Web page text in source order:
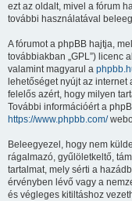
ezt az oldalt, mivel a fórum
további használatával
A fórumot a phpBB hajtja,
továbbiakban „GPL”) licenc
valamint magyarul a
lehetőséget nyújt az
felelős azért, hogy milyen
További információért a
https://www.phpbb.com/
Beleegyezel, hogy nem
rágalmazó, gyűlöletkeltő,
tartalmat, mely sérti a
érvényben lévő vagy a
és végleges kitiltáshoz